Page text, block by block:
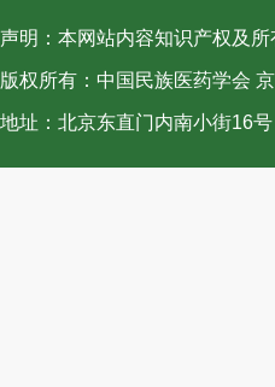
声明：本网站内容知识产权及
版权所有：中国民族医药学会
地址：北京东直门内南小街16号